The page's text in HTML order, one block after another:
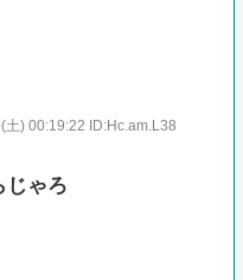
土) 00:19:22 ID:Hc.am.L38
じゃろ